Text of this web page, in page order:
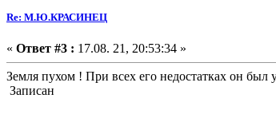
Re: М.Ю.КРАСИНЕЦ
« Ответ #3 : 17.08. 21, 20:53:34 »
Земля пухом ! При всех его недостатках он был
Записан